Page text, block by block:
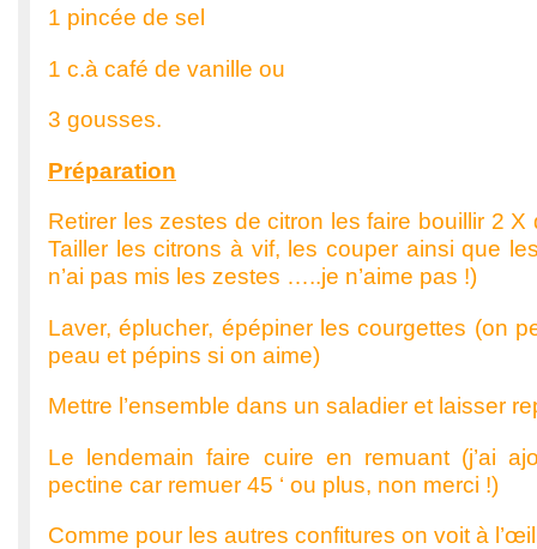
1 pincée de sel
1 c.à café de vanille ou
3 gousses.
Préparation
Retirer les zestes de citron les faire bouillir 2 X
Tailler les citrons à vif, les couper ainsi que
n’ai pas mis les zestes …..je n’aime pas !)
Laver, éplucher, épépiner les courgettes (on
peau et pépins si on aime)
Mettre l’ensemble dans un saladier et laisser
Le lendemain faire cuire en remuant (j’ai
pectine car remuer 45 ‘ ou plus, non merci !)
Comme pour les autres confitures on voit à